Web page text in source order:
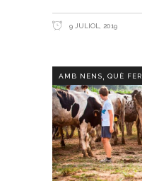
9 JULIOL, 2019
AMB NENS, QUÈ FER